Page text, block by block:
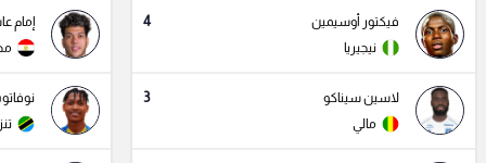
فيكتور أوسيمين 4
نيجيريا
لاسين سيناكو 3
مالي
إمام